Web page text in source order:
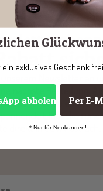
ein exklusives Geschenk
abholen Per E-
* Nur für Neukunden!